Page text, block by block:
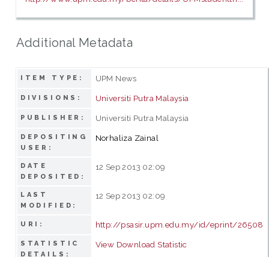
Additional Metadata
ITEM TYPE: UPM News
DIVISIONS: Universiti Putra Malaysia
PUBLISHER: Universiti Putra Malaysia
DEPOSITING
USER:
Norhaliza Zainal
DATE
DEPOSITED:
12 Sep 2013 02:09
LAST
MODIFIED:
12 Sep 2013 02:09
URI: http://psasir.upm.edu.my/id/eprint/26508
STATISTIC
DETAILS:
View Download Statistic